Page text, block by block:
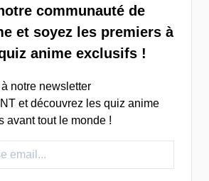
communauté de
et soyez les premiers à
anime exclusifs !
notre newsletter
et découvrez les quiz anime
avant tout le monde !